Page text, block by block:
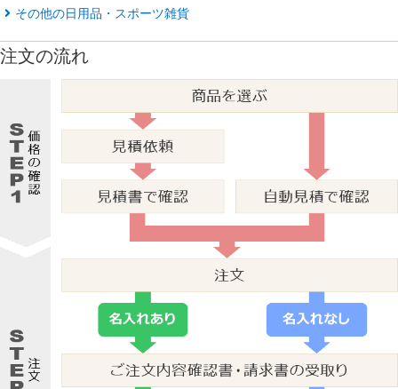
その他の日用品・スポーツ雑貨
注文の流れ